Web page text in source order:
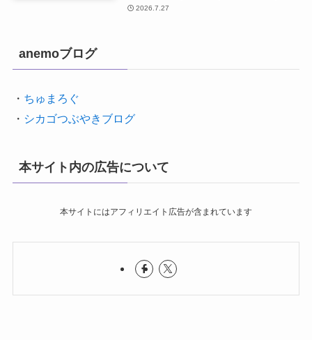
2026.7.27
anemoブログ
・ ちゅまろぐ
・ シカゴつぶやきブログ
本サイト内の広告について
本サイトにはアフィリエイト広告が含まれています